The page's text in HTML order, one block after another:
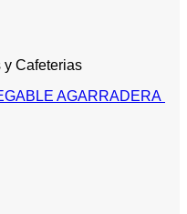
y Cafeterias
AGARRADERA